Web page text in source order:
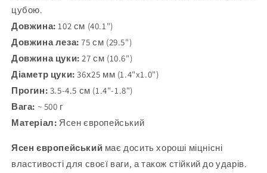
цубою.
Довжина: 102 см (40.1")
Довжина леза: 75 см (29.5")
Довжина цуки: 27 см (10.6")
Діаметр цуки: 36х25 мм (1.4"x1.0")
Прогин: 3.5-4.5 см (1.4"-1.8")
Вага: ~ 500 г
Матеріал: Ясен європейський
Ясен європейський має досить хороші міцнісні
властивості для своєї ваги, а також стійкий до ударів.